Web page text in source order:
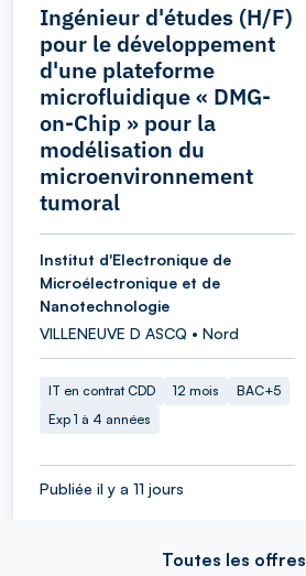
Ingénieur d'études (H/F)
pour le développement
d'une plateforme
microfluidique « DMG-
on-Chip » pour la
modélisation du
microenvironnement
tumoral
Institut d'Electronique de
Microélectronique et de
Nanotechnologie
VILLENEUVE D ASCQ • Nord
IT en contrat CDD 12 mois
BAC+5
Exp 1 à 4 années
Publiée il y a 11 jours
Toutes les offres